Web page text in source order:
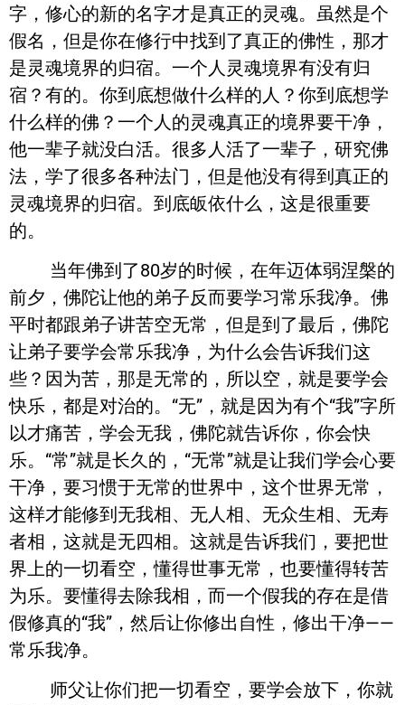
字，修心的新的名字才是真正的灵魂。虽然是个
假名，但是你在修行中找到了真正的佛性，那才
是灵魂境界的归宿。一个人灵魂境界有没有归
宿？有的。你到底想做什么样的人？你到底想学
什么样的佛？一个人的灵魂真正的境界要干净，
他一辈子就没白活。很多人活了一辈子，研究佛
法，学了很多各种法门，但是他没有得到真正的
灵魂境界的归宿。到底皈依什么，这是很重要
的。
当年佛到了80岁的时候，在年迈体弱涅槃的
前夕，佛陀让他的弟子反而要学习常乐我净。佛
平时都跟弟子讲苦空无常，但是到了最后，佛陀
让弟子要学会常乐我净，为什么会告诉我们这
些？因为苦，那是无常的，所以空，就是要学会
快乐，都是对治的。“无”，就是因为有个“我”字所
以才痛苦，学会无我，佛陀就告诉你，你会快
乐。“常”就是长久的，“无常”就是让我们学会心要
干净，要习惯于无常的世界中，这个世界无常，
这样才能修到无我相、无人相、无众生相、无寿
者相，这就是无四相。这就是告诉我们，要把世
界上的一切看空，懂得世事无常，也要懂得转苦
为乐。要懂得去除我相，而一个假我的存在是借
假修真的“我”，然后让你修出自性，修出干净——
常乐我净。
师父让你们把一切看空，要学会放下，你就